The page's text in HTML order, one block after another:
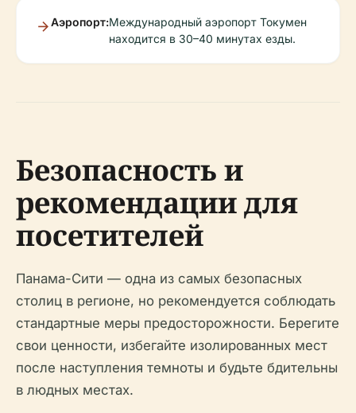
Аэропорт:Международный аэропорт Токумен
находится в 30–40 минутах езды.
Безопасность и
рекомендации для
посетителей
Панама-Сити — одна из самых безопасных
столиц в регионе, но рекомендуется соблюдать
стандартные меры предосторожности. Берегите
свои ценности, избегайте изолированных мест
после наступления темноты и будьте бдительны
в людных местах.